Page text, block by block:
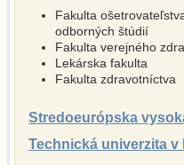
Fakulta
odborných štúdií
Fakulta verejného
Lekárska fakulta
Fakulta zdravotníctva
Stredoeurópska
Technická univerzita v